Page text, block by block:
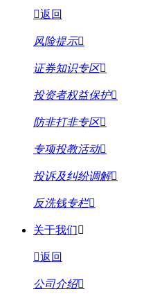
返回
风险提示
证券知识专区
投资者权益保护
防非打非专区
专项投教活动
投诉及纠纷调解
反洗钱专栏
关于我们
返回
公司介绍